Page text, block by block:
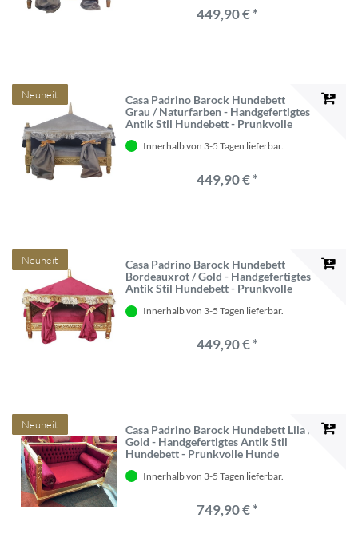
449,90 € *
Neuheit
Casa Padrino Barock Hundebett
Grau / Naturfarben - Handgefertigtes
Antik Stil Hundebett - Prunkvolle
Stil Tiermöbel - Barock Tiermöbel
Innerhalb von 3-5 Tagen lieferbar.
449,90 € *
Neuheit
Casa Padrino Barock Hundebett
Bordeauxrot / Gold - Handgefertigtes
Antik Stil Hundebett - Prunkvolle
Stil Tiermöbel - Barock Tiermöbel
Innerhalb von 3-5 Tagen lieferbar.
449,90 € *
Neuheit
Casa Padrino Barock Hundebett Lila /
Gold - Handgefertigtes Antik Stil
Hundebett - Prunkvolle Hunde
Tiermöbel - Barock Tiermöbel
Innerhalb von 3-5 Tagen lieferbar.
749,90 € *